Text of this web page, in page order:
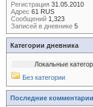
Регистрация 31.05.2010
Адрес 61 RUS
Сообщений 1,323
Записей в дневнике 5
Категории дневника
Локальные
Без категории
Последние комментарии